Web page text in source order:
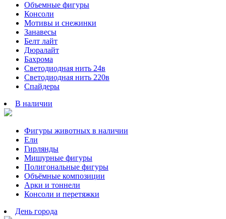
Объемные фигуры
Консоли
Мотивы и снежинки
Занавесы
Белт лайт
Дюралайт
Бахрома
Светодиодная нить 24в
Светодиодная нить 220в
Спайдеры
В наличии
Фигуры животных в наличии
Ели
Гирлянды
Мишурные фигуры
Полигональные фигуры
Объёмные композиции
Арки и тоннели
Консоли и перетяжки
День города